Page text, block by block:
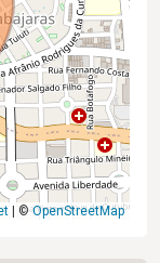
| ©OpenStreetMap